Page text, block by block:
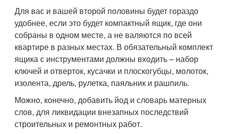
Для вас и вашей второй половины будет гораздо
удобнее, если это будет компактный ящик, где они
собраны в одном месте, а не валяются по всей
квартире в разных местах. В обязательный комплект
ящика с инструментами должны входить – набор
ключей и отверток, кусачки и плоскогубцы, молоток,
изолента, дрель, рулетка, паяльник и рашпиль.
Можно, конечно, добавить йод и словарь матерных
слов, для ликвидации внезапных последствий
строительных и ремонтных работ.